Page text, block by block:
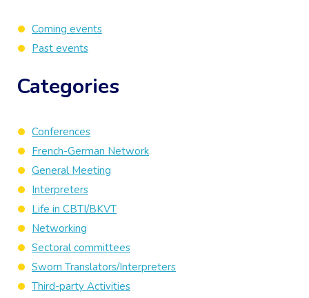
Coming events
Past events
Categories
Conferences
French-German Network
General Meeting
Interpreters
Life in CBTI/BKVT
Networking
Sectoral committees
Sworn Translators/Interpreters
Third-party Activities